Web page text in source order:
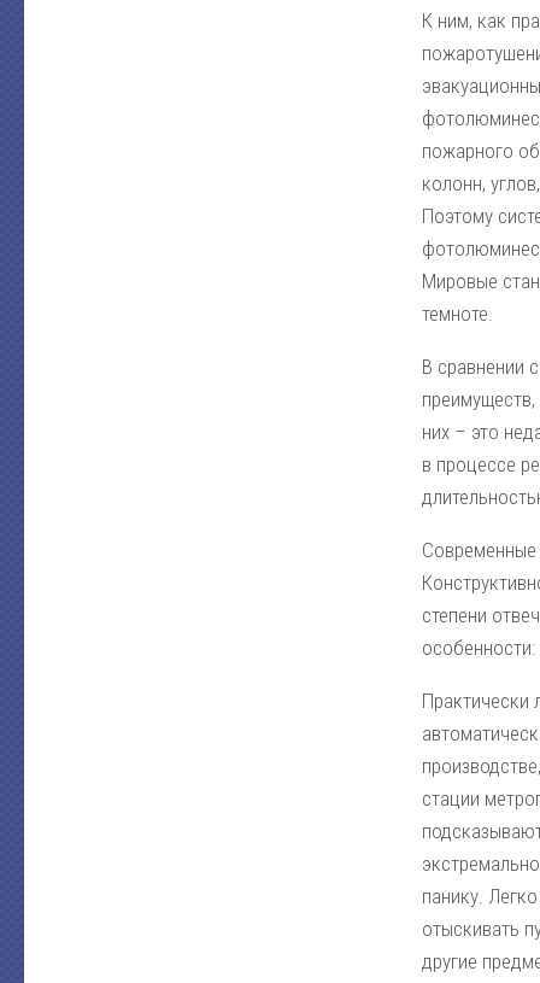
К ним, как
пожарного
колонн,
Поэтому
Мировые
темноте.
В сравнении
них – это
в процессе
степени
особенности:
Практически
стации
панику.
отыскивать
другие